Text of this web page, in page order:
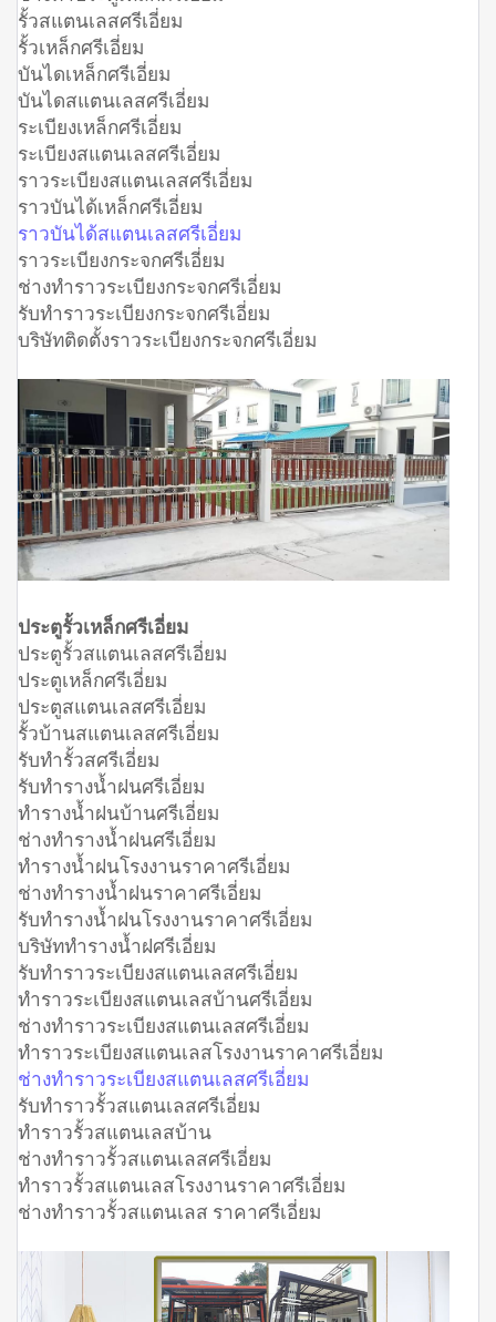
รั้วสแตนเลสศรีเอี่ยม
รั้วเหล็กศรีเอี่ยม
บันไดเหล็กศรีเอี่ยม
บันไดสแตนเลสศรีเอี่ยม
ระเบียงเหล็กศรีเอี่ยม
ระเบียงสแตนเลสศรีเอี่ยม
ราวระเบียงสแตนเลสศรีเอี่ยม
ราวบันได้เหล็กศรีเอี่ยม
ราวบันได้สแตนเลสศรีเอี่ยม
ราวระเบียงกระจกศรีเอี่ยม
ช่างทำราวระเบียงกระจกศรีเอี่ยม
รับทำราวระเบียงกระจกศรีเอี่ยม
บริษัทติดตั้งราวระเบียงกระจกศรีเอี่ยม
ประตูรั้วเหล็กศรีเอี่ยม
ประตูรั้วสแตนเลสศรีเอี่ยม
ประตูเหล็กศรีเอี่ยม
ประตูสแตนเลสศรีเอี่ยม
รั้วบ้านสแตนเลสศรีเอี่ยม
รับทำรั้วสศรีเอี่ยม
รับทำรางน้ำฝนศรีเอี่ยม
ทำรางน้ำฝนบ้านศรีเอี่ยม
ช่างทำรางน้ำฝนศรีเอี่ยม
ทำรางน้ำฝนโรงงานราคาศรีเอี่ยม
ช่างทำรางน้ำฝนราคาศรีเอี่ยม
รับทำรางน้ำฝนโรงงานราคาศรีเอี่ยม
บริษัททำรางน้ำฝศรีเอี่ยม
รับทำราวระเบียงสแตนเลสศรีเอี่ยม
ทำราวระเบียงสแตนเลสบ้านศรีเอี่ยม
ช่างทำราวระเบียงสแตนเลสศรีเอี่ยม
ทำราวระเบียงสแตนเลสโรงงานราคาศรีเอี่ยม
ช่างทำราวระเบียงสแตนเลสศรีเอี่ยม
รับทำราวรั้วสแตนเลสศรีเอี่ยม
ทำราวรั้วสแตนเลสบ้าน
ช่างทำราวรั้วสแตนเลสศรีเอี่ยม
ทำราวรั้วสแตนเลสโรงงานราคาศรีเอี่ยม
ช่างทำราวรั้วสแตนเลส ราคาศรีเอี่ยม